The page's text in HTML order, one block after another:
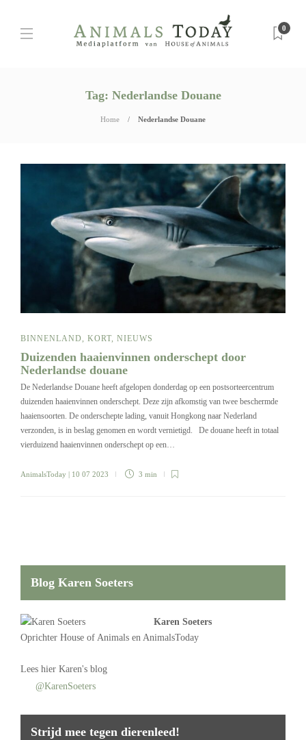
0
Tag: Nederlandse Douane
Home Nederlandse Douane
BINNENLAND, KORT, NIEUWS
Duizenden haaienvinnen onderschept door
Nederlandse douane
De Nederlandse Douane heeft afgelopen donderdag op een postsorteercentrum
duizenden haaienvinnen onderschept. Deze zijn afkomstig van twee beschermde
haaiensoorten. De onderschepte lading, vanuit Hongkong naar Nederland
verzonden, is in beslag genomen en wordt vernietigd. De douane heeft in totaal
vierduizend haaienvinnen onderschept op een…
AnimalsToday | 10 07 2023 3 min
Blog Karen Soeters
Karen Soeters
Oprichter House of Animals en AnimalsToday
Lees hier Karen's blog
@KarenSoeters
Strijd mee tegen dierenleed!